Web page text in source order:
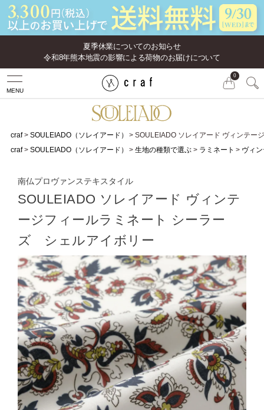
夏季休業についてのお知らせ
令和8年熊本地震の影響による荷物のお届けについて
MENU
0
craf SOULEIADO（ソレイアード）
SOULEIADO ソレイアード ヴィンテ
craf
SOULEIADO（ソレイアード） 生地の種類で選ぶ ラミネート ヴィ
南仏プロヴァンステキスタイル
SOULEIADO ソレイアード ヴィンテ
ージフィールラミネート シーラー
ズ シェルアイボリー